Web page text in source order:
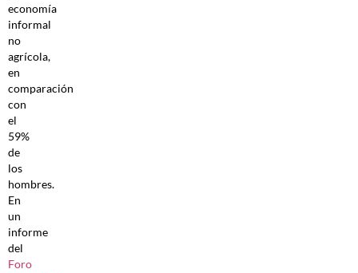
economía
informal
no
agrícola,
en
comparación
con
el
59%
de
los
hombres.
En
un
informe
del
Foro